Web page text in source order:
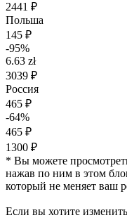
2441 ₽
Польша
145 ₽
-95%
6.63 zł
3039 ₽
Россия
465 ₽
-64%
465 ₽
1300 ₽
* Вы можете
нажав по ним в этом
который не меняет ваш
Если вы хотите